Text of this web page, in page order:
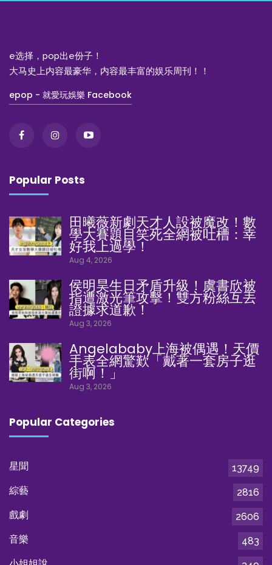
e选择，pop出e份子！
大马史上内容最豪华，内容最丰富的娱乐周刊！！
epop - 就愛玩娛樂 Facebook
Popular Posts
田曦薇新劇天才人設被魔改！數
學大賽題目笑死全網被吐槽：幸
好我上過學！
Aug 4, 2026
侯明昊生日矛盾升級！虞書欣被
指遭激光筆攻擊！雙方粉絲互丟
證據求道歉！
Aug 3, 2026
Angelababy上海被偶遇！天價
手表全網驚歎「戴著一套房子逛
街啊！」
Aug 3, 2026
Popular Categories
星聞
13749
綜藝
2816
戲劇
2606
音樂
483